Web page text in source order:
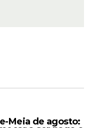
Meia de agosto: